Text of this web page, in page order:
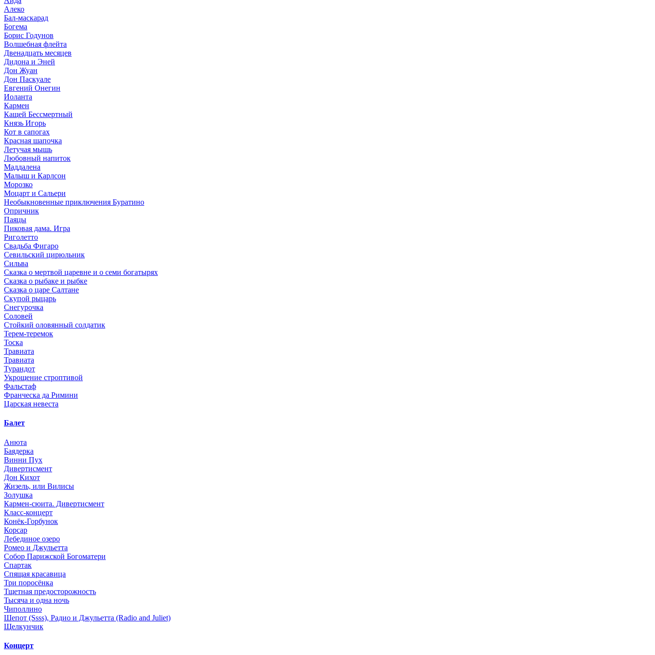
Алеко
Бал-маскарад
Богема
Борис Годунов
Волшебная флейта
Двенадцать месяцев
Дидона и Эней
Дон Жуан
Дон Паскуале
Евгений Онегин
Иоланта
Кармен
Кащей Бессмертный
Князь Игорь
Кот в сапогах
Красная шапочка
Летучая мышь
Любовный напиток
Маддалена
Малыш и Карлсон
Морозко
Моцарт и Сальери
Необыкновенные приключения Буратино
Опричник
Паяцы
Пиковая дама. Игра
Риголетто
Свадьба Фигаро
Севильский цирюльник
Сильва
Сказка о мертвой царевне и о семи богатырях
Сказка о рыбаке и рыбке
Сказка о царе Салтане
Скупой рыцарь
Снегурочка
Соловей
Стойкий оловянный солдатик
Терем-теремок
Тоска
Травиата
Травиата
Турандот
Укрощение строптивой
Фальстаф
Франческа да Римини
Царская невеста
Балет
Анюта
Баядерка
Винни Пух
Дивертисмент
Дон Кихот
Жизель, или Вилисы
Золушка
Кармен-сюита. Дивертисмент
Класс-концерт
Конёк-Горбунок
Корсар
Лебединое озеро
Ромео и Джульетта
Собор Парижской Богоматери
Спартак
Спящая красавица
Три поросёнка
Тщетная предосторожность
Тысяча и одна ночь
Чиполлино
Шепот (Ssss), Радио и Джульетта (Radio and Juliet)
Щелкунчик
Концерт